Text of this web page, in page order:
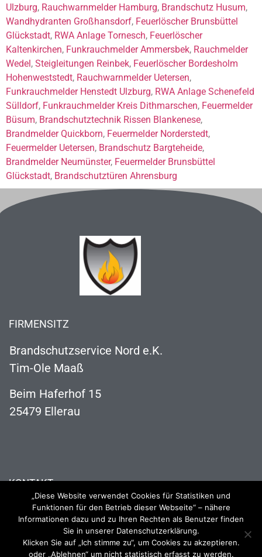
Ulzburg, Rauchwarnmelder Hamburg, Brandschutz Husum,
Wandhydranten Großhansdorf, Feuerlöscher Brunsbüttel
Glückstadt, RWA Anlage Tornesch, Feuerlöscher
Kaltenkirchen, Funkrauchmelder Ammersbek, Rauchmelder
Wedel, Steigleitungen Reinbek, Feuerlöscher Bordesholm
Hohenweststedt, Rauchwarnmelder Uetersen,
Funkrauchmelder Henstedt Ulzburg, RWA Anlage Schenefeld
Sülldorf, Funkrauchmelder Kreis Dithmarschen, Feuermelder
Büsum, Brandschutztechnik Rissen Blankenese,
Brandmelder Quickborn, Feuermelder Norderstedt,
Feuermelder Uetersen, Brandschutz Bargteheide,
Brandmelder Neumünster, Feuermelder Brunsbüttel
Glückstadt, Brandschutztüren Ahrensburg
FIRMENSITZ
Brandschutzservice Nord e.K.
Tim-Ole Maaß
Beim Haferhof 15
25479 Ellerau
KONTAKT
04106 121 63 73
info@brandschutzservice-nord.de
„Diese Website verwendet Cookies für Statistiken und
Funktionen für den Betrieb dieser Webseite“ – nähere
Informationen dazu und zu Ihren Rechten als Benutzer finden
Sie in unserer Datenschutzerklärung.
Klicken Sie auf „Ich stimme zu“, um Cookies zu akzeptieren.
oder „Ablehnen“ um nicht statistisch erfasst zu werden.